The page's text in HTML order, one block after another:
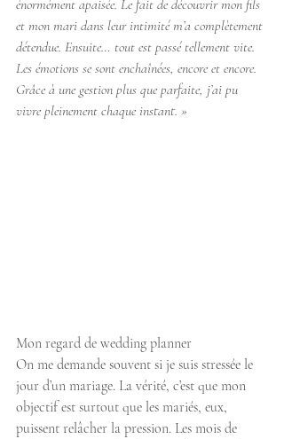
énormément apaisée. Le fait de découvrir mon fils
et mon mari dans leur intimité m’a complètement
détendue. Ensuite… tout est passé tellement vite.
Les émotions se sont enchaînées, encore et encore.
Grâce à une gestion plus que parfaite, j’ai pu
vivre pleinement chaque instant. »
Mon regard de wedding planner
On me demande souvent si je suis stressée le
jour d’un mariage. La vérité, c’est que mon
objectif est surtout que les mariés, eux,
puissent relâcher la pression. Les mois de